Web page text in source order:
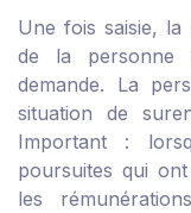
Une fois saisie, la
de la personne
demande. La
situation de
Important :
poursuites qui
les